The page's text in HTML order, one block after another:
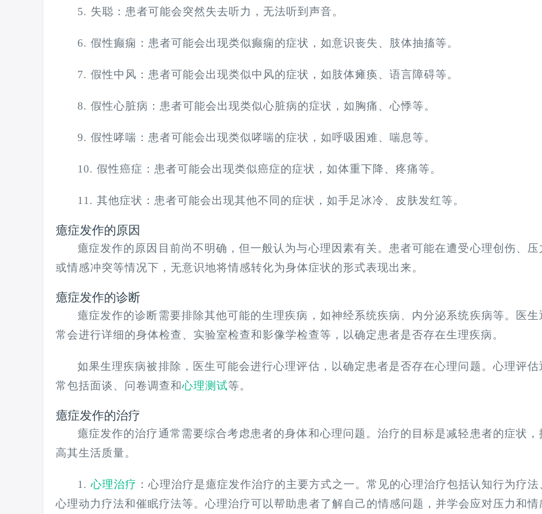
5. 失聪：患者可能会突然失去听力，无法听到声音。
6. 假性癫痫：患者可能会出现类似癫痫的症状，如意识丧失、肢体抽搐等。
7. 假性中风：患者可能会出现类似中风的症状，如肢体瘫痪、语言障碍等。
8. 假性心脏病：患者可能会出现类似心脏病的症状，如胸痛、心悸等。
9. 假性哮喘：患者可能会出现类似哮喘的症状，如呼吸困难、喘息等。
10. 假性癌症：患者可能会出现类似癌症的症状，如体重下降、疼痛等。
11. 其他症状：患者可能会出现其他不同的症状，如手足冰冷、皮肤发红等。
癔症发作的原因
癔症发作的原因目前尚不明确，但一般认为与心理因素有关。患者可能在遭受心理创伤、压
或情感冲突等情况下，无意识地将情感转化为身体症状的形式表现出来。
癔症发作的诊断
癔症发作的诊断需要排除其他可能的生理疾病，如神经系统疾病、内分泌系统疾病等。医生
常会进行详细的身体检查、实验室检查和影像学检查等，以确定患者是否存在生理疾病。
如果生理疾病被排除，医生可能会进行心理评估，以确定患者是否存在心理问题。心理评估
常包括面谈、问卷调查和心理测试等。
癔症发作的治疗
癔症发作的治疗通常需要综合考虑患者的身体和心理问题。治疗的目标是减轻患者的症状，
高其生活质量。
1.心理治疗 ：心理治疗是癔症发作治疗的主要方式之一。常见的心理治疗包括认知行为疗法
心理动力疗法和催眠疗法等。心理治疗可以帮助患者了解自己的情感问题，并学会应对压力和情